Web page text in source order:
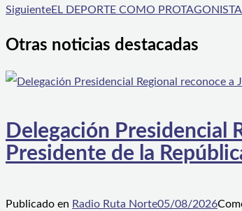
SiguienteEL DEPORTE COMO
Otras noticias destacadas
Delegación Presidencial
Presidente de la
Publicado en Radio Ruta Norte05/08/2026